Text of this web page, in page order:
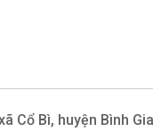
Cổ Bì, huyện Bình